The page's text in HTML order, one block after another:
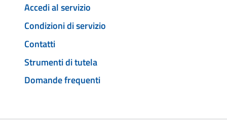
Accedi al servizio
Condizioni di servizio
Contatti
Strumenti di tutela
Domande frequenti